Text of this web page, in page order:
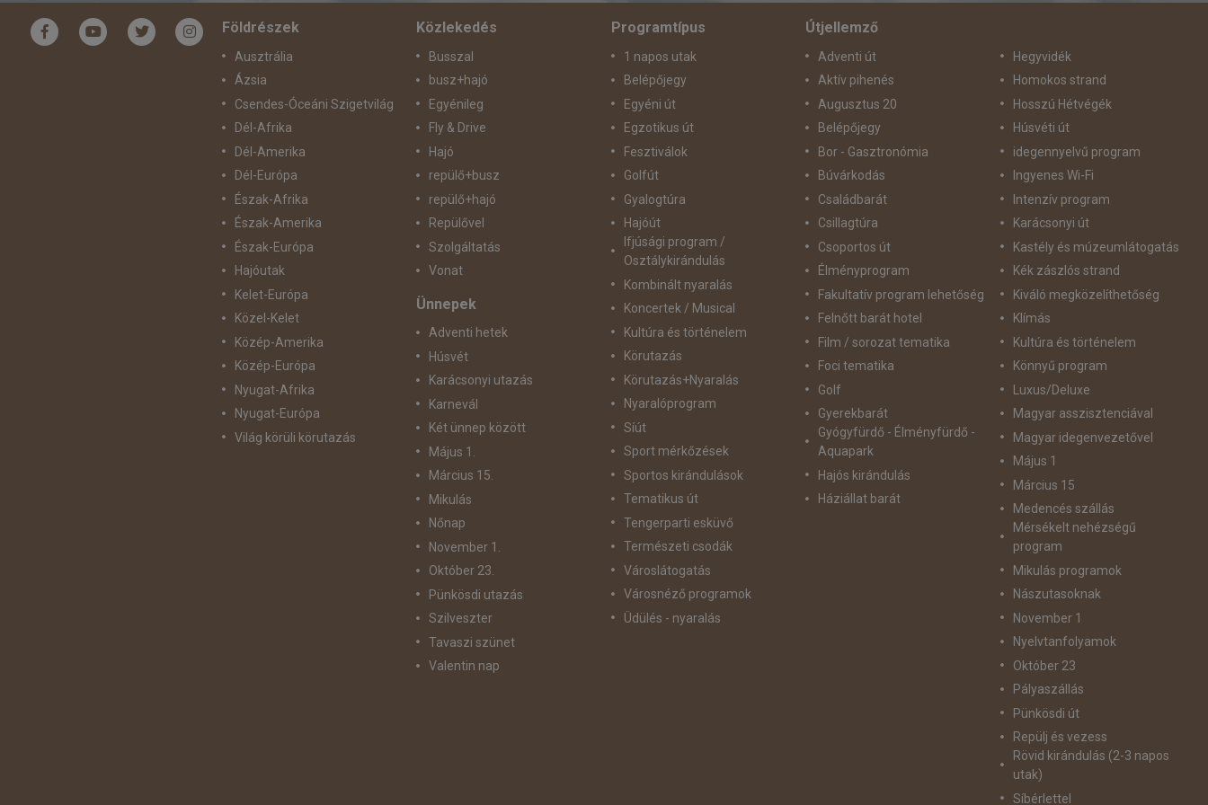
Földrészek
Ausztrália
Ázsia
Csendes-Óceáni Szigetvilág
Dél-Afrika
Dél-Amerika
Dél-Európa
Észak-Afrika
Észak-Amerika
Észak-Európa
Hajóutak
Kelet-Európa
Közel-Kelet
Közép-Amerika
Közép-Európa
Nyugat-Afrika
Nyugat-Európa
Világ körüli körutazás
Közlekedés
Busszal
busz+hajó
Egyénileg
Fly & Drive
Hajó
repülő+busz
repülő+hajó
Repülővel
Szolgáltatás
Vonat
Ünnepek
Adventi hetek
Húsvét
Karácsonyi utazás
Karnevál
Két ünnep között
Május 1.
Március 15.
Mikulás
Nőnap
November 1.
Október 23.
Pünkösdi utazás
Szilveszter
Tavaszi szünet
Valentin nap
Programtípus
1 napos utak
Belépőjegy
Egyéni út
Egzotikus út
Fesztiválok
Golfút
Gyalogtúra
Hajóút
Ifjúsági program /
Osztálykirándulás
Kombinált nyaralás
Koncertek / Musical
Kultúra és történelem
Körutazás
Körutazás+Nyaralás
Nyaralóprogram
Síút
Sport mérkőzések
Sportos kirándulások
Tematikus út
Tengerparti esküvő
Természeti csodák
Városlátogatás
Városnéző programok
Üdülés - nyaralás
Útjellemző
Adventi út
Aktív pihenés
Augusztus 20
Belépőjegy
Bor - Gasztronómia
Búvárkodás
Családbarát
Csillagtúra
Csoportos út
Élményprogram
Fakultatív program lehetőség
Felnőtt barát hotel
Film / sorozat tematika
Foci tematika
Golf
Gyerekbarát
Gyógyfürdő - Élményfürdő -
Aquapark
Hajós kirándulás
Háziállat barát
Hegyvidék
Homokos strand
Hosszú Hétvégék
Húsvéti út
idegennyelvű program
Ingyenes Wi-Fi
Intenzív program
Karácsonyi út
Kastély és múzeumlátogatás
Kék zászlós strand
Kiváló megközelíthetőség
Klímás
Kultúra és történelem
Könnyű program
Luxus/Deluxe
Magyar asszisztenciával
Magyar idegenvezetővel
Május 1
Március 15
Medencés szállás
Mérsékelt nehézségű
program
Mikulás programok
Nászutasoknak
November 1
Nyelvtanfolyamok
Október 23
Pályaszállás
Pünkösdi út
Repülj és vezess
Rövid kirándulás (2-3 napos
utak)
Síbérlettel